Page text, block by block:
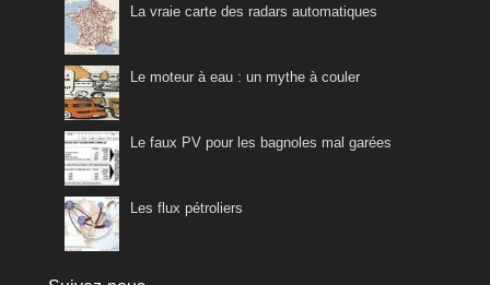
La vraie carte des radars automatiques
Le moteur à eau : un mythe à couler
Le faux PV pour les bagnoles mal garées
Les flux pétroliers